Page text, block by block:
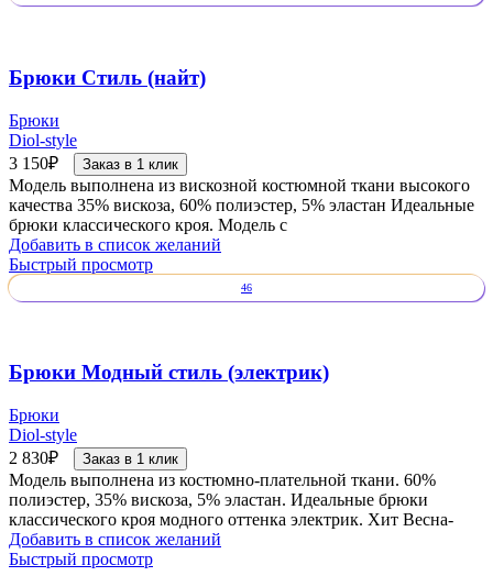
Брюки Стиль (найт)
Брюки
Diol-style
3 150₽ Заказ в 1 клик
Модель выполнена из вискозной костюмной ткани высокого
качества 35% вискоза, 60% полиэстер, 5% эластан Идеальные
брюки классического кроя. Модель с
Добавить в список желаний
Быстрый просмотр
46
Брюки Модный стиль (электрик)
Брюки
Diol-style
2 830₽ Заказ в 1 клик
Модель выполнена из костюмно-плательной ткани. 60%
полиэстер, 35% вискоза, 5% эластан. Идеальные брюки
классического кроя модного оттенка электрик. Хит Весна-
Добавить в список желаний
Быстрый просмотр